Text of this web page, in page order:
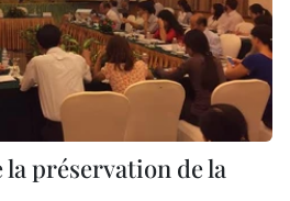
préservation de la